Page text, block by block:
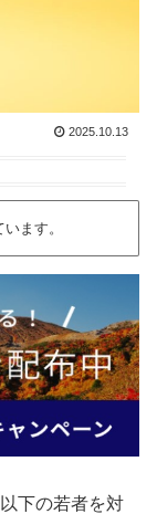
2025.10.13
ます。
下の若者を対